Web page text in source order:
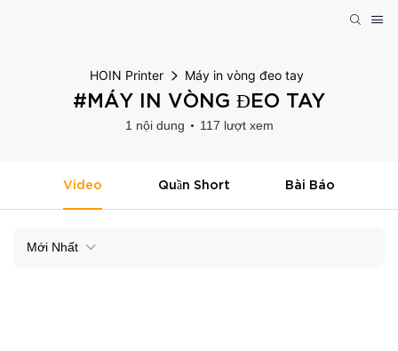
HOIN Printer Máy in vòng đeo tay
#MÁY IN VÒNG ĐEO TAY
1 nội dung 117 lượt xem
Video Quần Short Bài Báo
Mới Nhất